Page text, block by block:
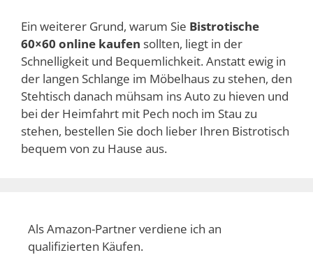
Ein weiterer Grund, warum Sie Bistrotische
60×60 online kaufen sollten, liegt in der
Schnelligkeit und Bequemlichkeit. Anstatt ewig in
der langen Schlange im Möbelhaus zu stehen, den
Stehtisch danach mühsam ins Auto zu hieven und
bei der Heimfahrt mit Pech noch im Stau zu
stehen, bestellen Sie doch lieber Ihren Bistrotisch
bequem von zu Hause aus.
Als Amazon-Partner verdiene ich an
qualifizierten Käufen.